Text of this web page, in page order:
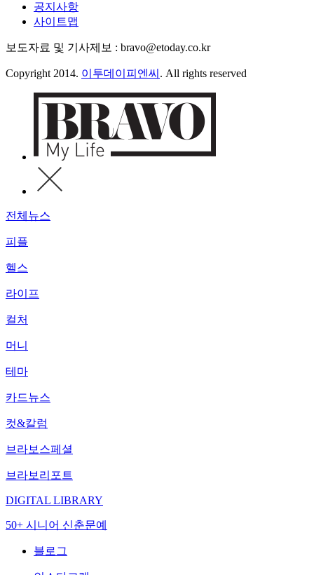
공지사항
사이트맵
보도자료 및 기사제보 : bravo@etoday.co.kr
Copyright 2014. 이투데이피엔씨 . All rights reserved
전체뉴스
피플
헬스
라이프
컬처
머니
테마
카드뉴스
컷&칼럼
브라보스페셜
브라보리포트
DIGITAL LIBRARY
50+ 시니어 신춘문예
블로그